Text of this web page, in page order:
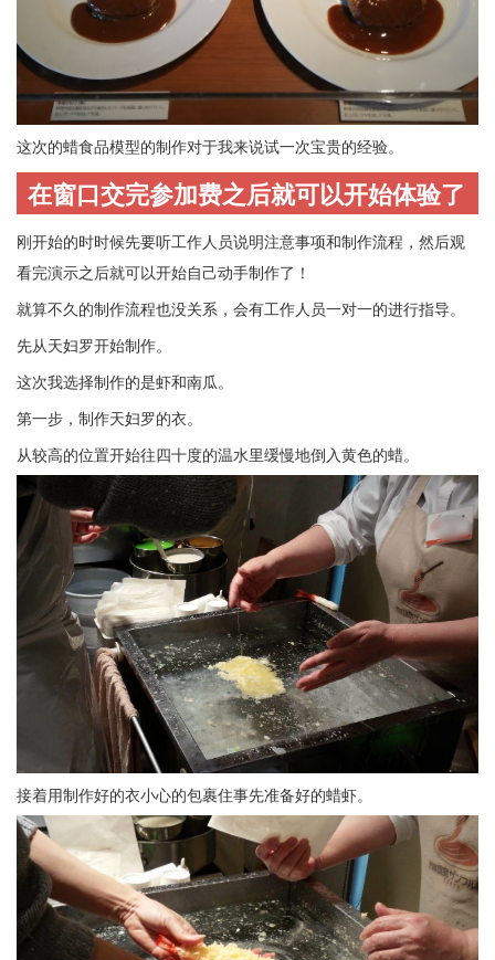
这次的蜡食品模型的制作对于我来说试一次宝贵的经验。
在窗口交完参加费之后就可以开始体验了
刚开始的时时候先要听工作人员说明注意事项和制作流程，然后观
看完演示之后就可以开始自己动手制作了！
就算不久的制作流程也没关系，会有工作人员一对一的进行指导。
先从天妇罗开始制作。
这次我选择制作的是虾和南瓜。
第一步，制作天妇罗的衣。
从较高的位置开始往四十度的温水里缓慢地倒入黄色的蜡。
接着用制作好的衣小心的包裹住事先准备好的蜡虾。